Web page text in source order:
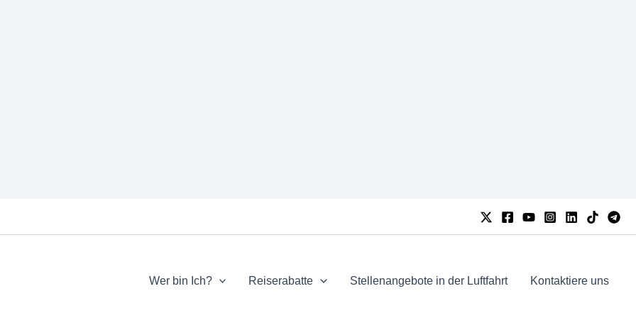
Wer bin Ich? Reiserabatte Stellenangebote in der Luftfahrt Kontaktiere uns